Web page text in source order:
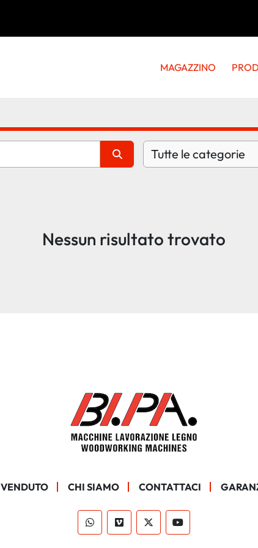
MAGAZZINO
Tutte le categorie
Nessun risultato trovato
VENDUTO CHI SIAMO CONTATTACI
whatsappvimeo twitteryoutube